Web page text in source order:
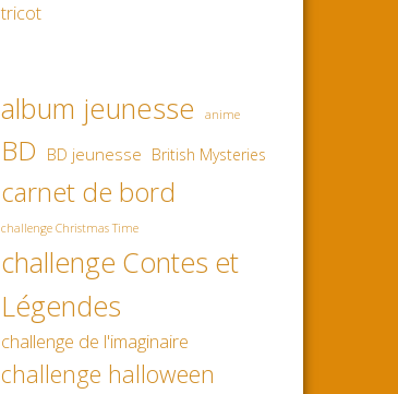
tricot
album jeunesse anime
BD BD jeunesse British Mysteries
carnet de bord
challenge Christmas Time
challenge Contes et
Légendes
challenge de l'imaginaire
challenge halloween